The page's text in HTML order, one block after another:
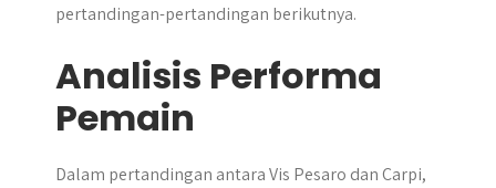
pertandingan-pertandingan berikutnya.
Analisis Performa
Pemain
Dalam pertandingan antara Vis Pesaro dan Carpi,